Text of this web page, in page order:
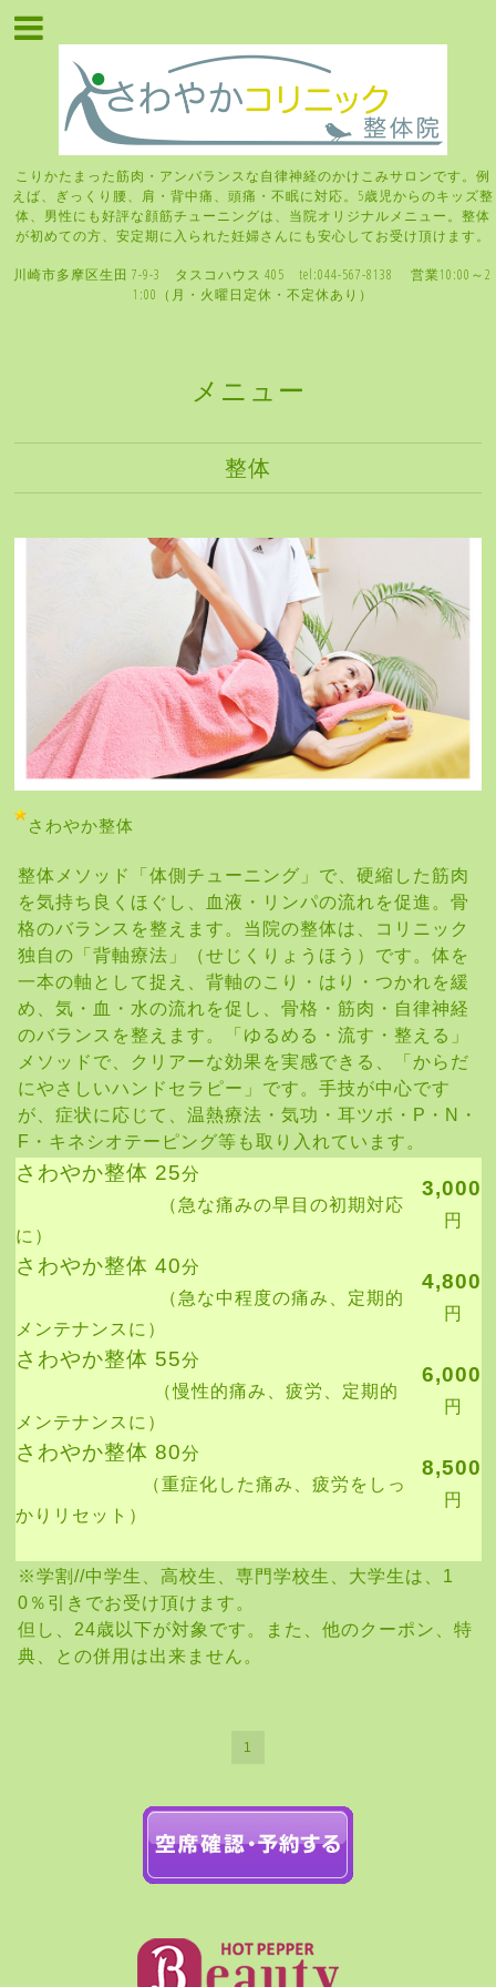
こりかたまった筋肉・アンバランスな自律神経のかけこみサロンです。例
えば、ぎっくり腰、肩・背中痛、頭痛・不眠に対応。5歳児からのキッズ整
体、男性にも好評な顔筋チューニングは、当院オリジナルメニュー。整体
が初めての方、安定期に入られた妊婦さんにも安心してお受け頂けます。
川崎市多摩区生田 7-9-3 タスコハウス 405 tel:044-567-8138 営業10:00～2
1:00（月・火曜日定休・不定休あり）
メニュー
整体
さわやか整体
整体メソッド「体側チューニング」で、硬縮した筋肉
を気持ち良くほぐし、血液・リンパの流れを促進。骨
格のバランスを整えます。当院の整体は、コリニック
独自の「背軸療法」（せじくりょうほう）です。体を
一本の軸として捉え、背軸のこり・はり・つかれを緩
め、気・血・水の流れを促し、骨格・筋肉・自律神経
のバランスを整えます。「ゆるめる・流す・整える」
メソッドで、クリアーな効果を実感できる、「からだ
にやさしいハンドセラピー」です。手技が中心です
が、症状に応じて、温熱療法・気功・耳ツボ・P・N・
F・キネシオテーピング等も取り入れています。
さわやか整体 25分
（急な痛みの早目の初期対応
に）
3,000
円
さわやか整体 40分
（急な中程度の痛み、定期的
メンテナンスに）
4,800
円
さわやか整体 55分
（慢性的痛み、疲労、定期的
メンテナンスに）
6,000
円
さわやか整体 80分
（重症化した痛み、疲労をしっ
かりリセット）
8,500
円
※学割//中学生、高校生、専門学校生、大学生は、1
0％引きでお受け頂けます。
但し、24歳以下が対象です。また、他のクーポン、特
典、との併用は出来ません。
1